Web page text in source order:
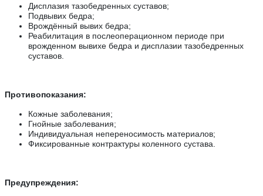
Дисплазия тазобедренных суставов;
Подвывих бедра;
Врождённый вывих бедра;
Реабилитация в послеоперационном периоде при
врожденном вывихе бедра и дисплазии тазобедренных
суставов.
Противопоказания:
Кожные заболевания;
Гнойные заболевания;
Индивидуальная непереносимость материалов;
Фиксированные контрактуры коленного сустава.
Предупреждения: